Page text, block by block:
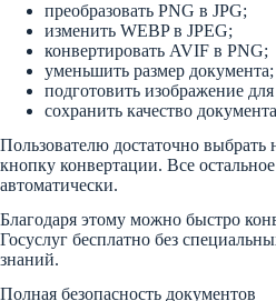
преобразовать PNG в JPG;
изменить WEBP в JPEG;
конвертировать AVIF в PNG;
уменьшить размер документа;
подготовить изображение для
сохранить качество
Пользователю достаточно
кнопку конвертации. Все остальное
автоматически.
Благодаря этому можно быстро
Госуслуг бесплатно без
знаний.
Полная безопасность документов